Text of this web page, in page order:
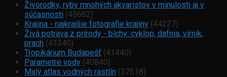
Živorodky, ryby mnohých akvaristov v minulosti aj v
súčasnosti (45662)
Krajina - najkrajšie fotografie krajiny (44227)
Živá potrava z prírody - blchy: cyklop, dafnia, vírnik,
prach (43340)
Tropikárium Budapešť (41440)
Parametre vody (40840)
Malý atlas vodných rastlín (37518)